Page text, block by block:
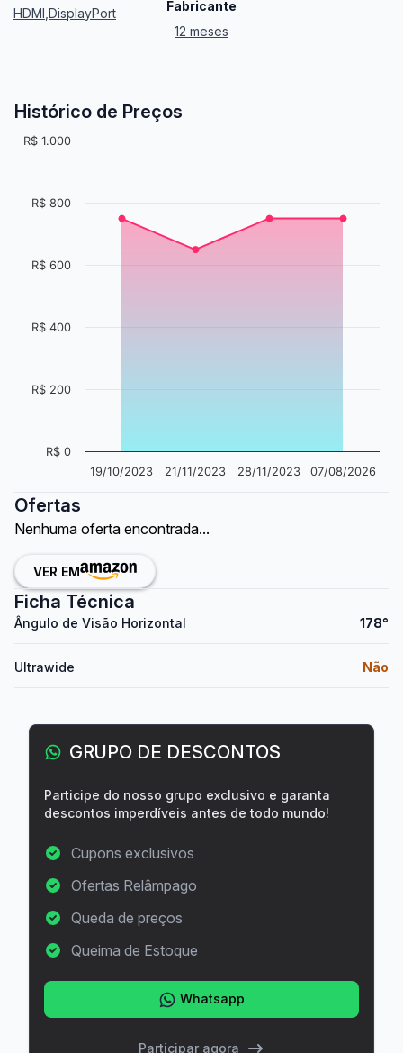
HDMI DisplayPort
Fabricante
12 meses
Histórico de Preços
19/10/2023 21/11/2023 28/11/2023 07/08/2026
R$ 0
R$ 200
R$ 400
R$ 600
R$ 800
R$ 1.000
Ofertas
Nenhuma oferta encontrada...
VER EM
Ficha Técnica
Ângulo de Visão Horizontal 178°
Ultrawide Não
GRUPO DE DESCONTOS
Participe do nosso grupo exclusivo e garanta
descontos imperdíveis antes de todo mundo!
Cupons exclusivos
Ofertas Relâmpago
Queda de preços
Queima de Estoque
Whatsapp
Participar agora